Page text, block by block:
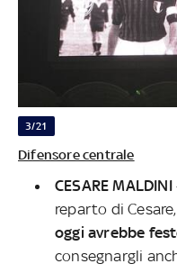
3/21
Difensore centrale
CESARE MALDINI
reparto di Cesare,
oggi avrebbe
consegnargli